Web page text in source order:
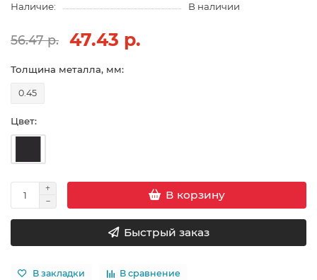
Наличие:
В наличии
56.47 р. 47.43 р.
Толщина металла, мм:
0.45
Цвет:
В корзину
Быстрый заказ
В закладки В сравнение